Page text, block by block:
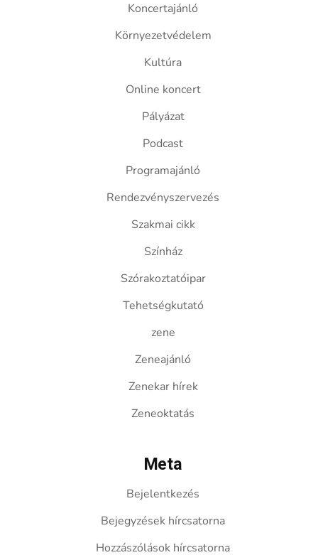
Koncertajánló
Környezetvédelem
Kultúra
Online koncert
Pályázat
Podcast
Programajánló
Rendezvényszervezés
Szakmai cikk
Színház
Szórakoztatóipar
Tehetségkutató
zene
Zeneajánló
Zenekar hírek
Zeneoktatás
Meta
Bejelentkezés
Bejegyzések hírcsatorna
Hozzászólások hírcsatorna